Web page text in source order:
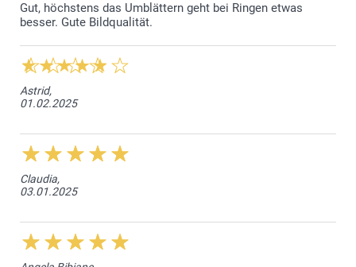
Gut, höchstens das Umblättern geht bei Ringen etwas
besser. Gute Bildqualität.
Astrid,
01.02.2025
Claudia,
03.01.2025